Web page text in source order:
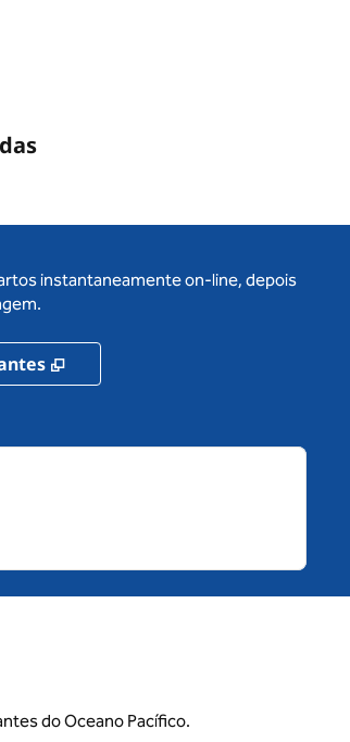
instantaneamente on-line, depois
,
do Oceano Pacífico.